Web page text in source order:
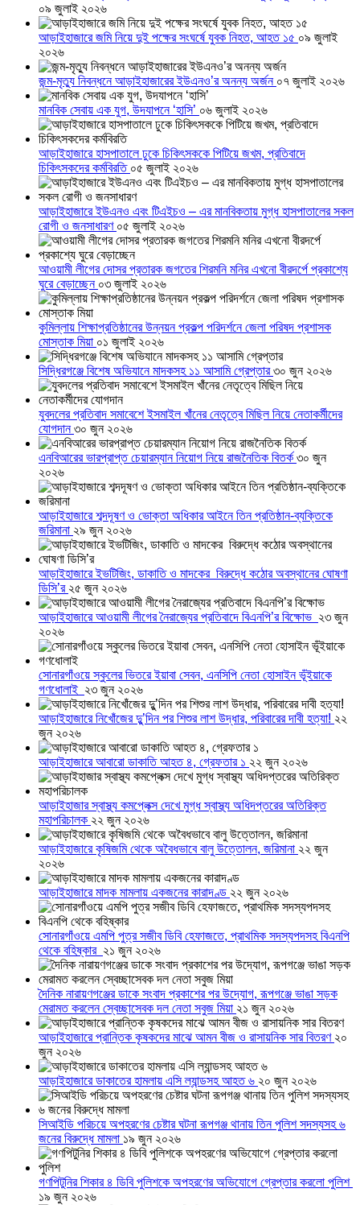
০৯ জুলাই ২০২৬
আড়াইহাজারে জমি নিয়ে দুই পক্ষের সংঘর্ষে যুবক নিহত, আহত ১৫ ০৯ জুলাই
২০২৬
জন্ম-মৃত্যু নিবন্ধনে আড়াইহাজারের ইউএনও’র অনন্য অর্জন ০৭ জুলাই ২০২৬
মানবিক সেবায় এক যুগ, উদযাপনে ‘হাসি’ ০৬ জুলাই ২০২৬
আড়াইহাজারে হাসপাতালে ঢুকে চিকিৎসককে পিটিয়ে জখম, প্রতিবাদে
চিকিৎসকদের কর্মবিরতি ০৫ জুলাই ২০২৬
আড়াইহাজারে ইউএনও এবং টিএইচও – এর মানবিকতায় মুগ্ধ হাসপাতালের সকল
রোগী ও জনসাধারণ ০৫ জুলাই ২০২৬
আওয়ামী লীগের দোসর প্রতারক জগতের শিরমনি মনির এখনো বীরদর্পে প্রকাশ্যে
ঘুরে বেড়াচ্ছেন ০৩ জুলাই ২০২৬
কুমিল্লায় শিক্ষাপ্রতিষ্ঠানের উন্নয়ন প্রকল্প পরিদর্শনে জেলা পরিষদ প্রশাসক
মোস্তাক মিয়া ০১ জুলাই ২০২৬
সিদ্ধিরগঞ্জে বিশেষ অভিযানে মাদকসহ ১১ আসামি গ্রেপ্তার৩০ জুন ২০২৬
যুবদলের প্রতিবাদ সমাবেশে ইসমাইল খাঁনের নেতৃত্বে মিছিল নিয়ে নেতাকর্মীদের
যোগদান৩০ জুন ২০২৬
এনবিআরের ভারপ্রাপ্ত চেয়ারম্যান নিয়োগ নিয়ে রাজনৈতিক বিতর্ক ৩০ জুন
২০২৬
আড়াইহাজারে শব্দদূষণ ও ভোক্তা অধিকার আইনে তিন প্রতিষ্ঠান-ব্যক্তিকে
জরিমানা ২৯ জুন ২০২৬
আড়াইহাজারে ইভটিজিং, ডাকাতি ও মাদকের বিরুদ্ধে কঠোর অবস্থানের ঘোষণা
ডিসি’র ২৫ জুন ২০২৬
আড়াইহাজারে আওয়ামী লীগের নৈরাজ্যের প্রতিবাদে বিএনপি’র বিক্ষোভ ২৩ জুন
২০২৬
সোনারগাঁওয়ে স্কুলের ভিতরে ইয়াবা সেবন, এনসিপি নেতা হোসাইন ভূঁইয়াকে
গণধোলাই ২৩ জুন ২০২৬
আড়াইহাজারে নিখোঁজের দুু’দিন পর শিশুর লাশ উদ্ধার, পরিবারের দাবী হত্যা! ২২
জুন ২০২৬
আড়াইহাজারে আবারো ডাকাতি আহত ৪, গ্রেফতার ১ ২২ জুন ২০২৬
আড়াইহাজার স্বাস্থ্য কমপ্লেক্স দেখে মুগ্ধ স্বাস্থ্য অধিদপ্তরের অতিরিক্ত
মহাপরিচালক ২২ জুন ২০২৬
আড়াইহাজারে কৃষিজমি থেকে অবৈধভাবে বালু উত্তোলন, জরিমানা ২২ জুন
২০২৬
আড়াইহাজারে মাদক মামলায় একজনের কারাদণ্ড ২২ জুন ২০২৬
সোনারগাঁওয়ে এমপি পুত্র সজীব ডিবি হেফাজতে, প্রাথমিক সদস্যপদসহ বিএনপি
থেকে বহিষ্কার ২১ জুন ২০২৬
দৈনিক নারায়ণগঞ্জের ডাকে সংবাদ প্রকাশের পর উদ্যোগ, রূপগঞ্জে ভাঙা সড়ক
মেরামত করলেন স্বেচ্ছাসেবক দল নেতা সবুজ মিয়া ২১ জুন ২০২৬
আড়াইহাজারে প্রান্তিক কৃষকদের মাঝে আমন বীজ ও রাসায়নিক সার বিতরণ ২০
জুন ২০২৬
আড়াইহাজারে ডাকাতের হামলায় এসি ল্যান্ডসহ আহত ৬ ২০ জুন ২০২৬
সিআইডি পরিচয়ে অপহরণের চেষ্টার ঘটনা রূপগঞ্জ থানায় তিন পুলিশ সদস্যসহ ৬
জনের বিরুদ্ধে মামলা ১৯ জুন ২০২৬
গণপিটুনির শিকার ৪ ডিবি পুলিশকে অপহরণের অভিযোগে গ্রেপ্তার করলো পুলিশ
১৯ জুন ২০২৬